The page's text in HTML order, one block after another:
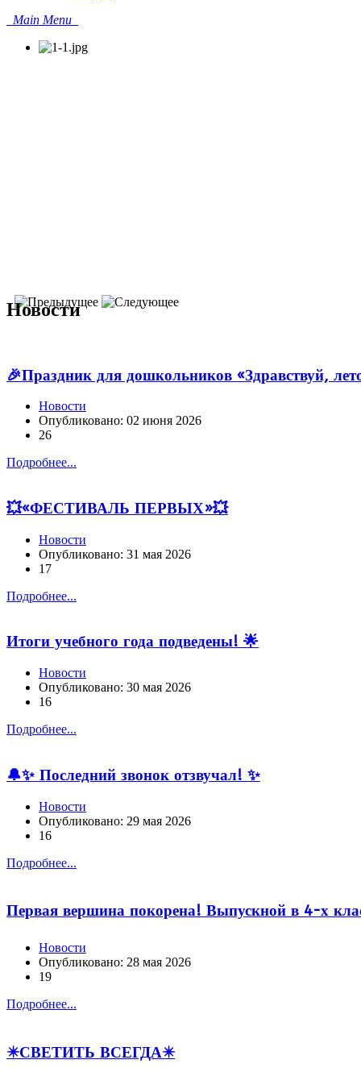
Main Menu
Новости
🎉Праздник для дошкольников «Здравствуй,
Новости
Опубликовано: 02 июня 2026
26
Подробнее...
💥«ФЕСТИВАЛЬ ПЕРВЫХ»💥
Новости
Опубликовано: 31 мая 2026
17
Подробнее...
Итоги учебного года подведены! 🌟
Новости
Опубликовано: 30 мая 2026
16
Подробнее...
🔔✨ Последний звонок отзвучал! ✨
Новости
Опубликовано: 29 мая 2026
16
Подробнее...
Первая вершина покорена! Выпускной в 4-х
Новости
Опубликовано: 28 мая 2026
19
Подробнее...
✴️СВЕТИТЬ ВСЕГДА✴️